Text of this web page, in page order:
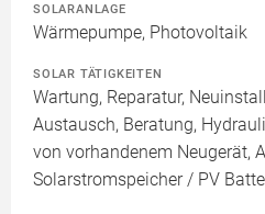
SOLARANLAGE
Wärmepumpe, Photovoltaik
SOLAR TÄTIGKEITEN
Wartung, Reparatur,
Austausch, Beratung,
von vorhandenem Neugerät,
Solarstromspeicher / PV